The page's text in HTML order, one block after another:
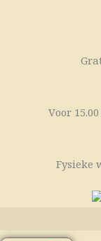
Voor
Fysieke